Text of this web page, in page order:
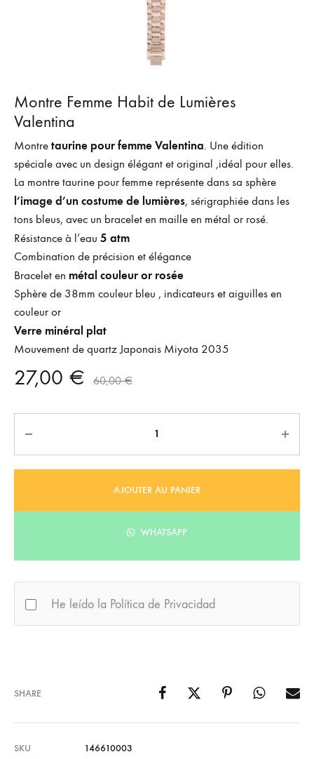
Montre Femme Habit de Lumières
Valentina
Montre taurine pour femme Valentina . Une édition
spéciale avec un design élégant et original ,idéal pour elles.
La montre taurine pour femme représente dans sa sphère
l’image d’un costume de lumières, sérigraphiée dans les
tons bleus, avec un bracelet en maille en métal or rosé.
Résistance à l’eau 5 atm
Combination de précision et élégance
Bracelet en métal couleur or rosée
Sphère de 38mm couleur bleu , indicateurs et aiguilles en
couleur or
Verre minéral plat
Mouvement de quartz Japonais Miyota 2035
27,00 € 60,00€
AJOUTER AU PANIER
WHATSAPP
He leído la Política de Privacidad
SHARE
SKU
146610003